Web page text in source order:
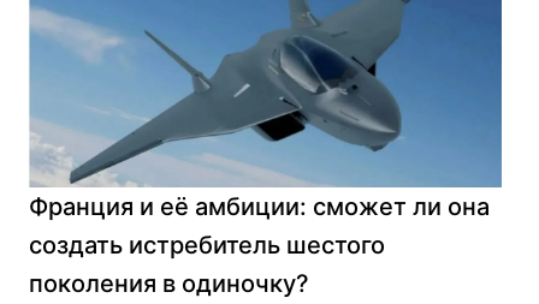
Франция и её амбиции: сможет ли она
создать истребитель шестого
поколения в одиночку?